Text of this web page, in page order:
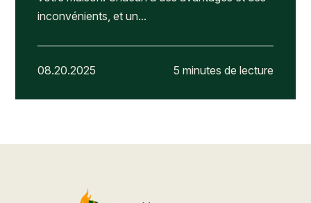
inconvénients, et un...
08.20.2025 5 minutes de lecture